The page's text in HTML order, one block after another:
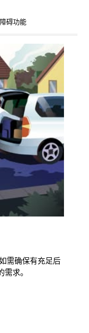
碍功能
需确保有充足后
求。